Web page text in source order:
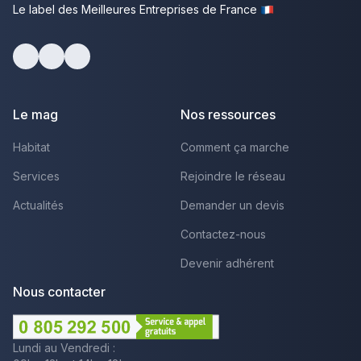
Le label des Meilleures Entreprises de France
Le mag
Habitat
Services
Actualités
Nos ressources
Comment ça marche
Rejoindre le réseau
Demander un devis
Contactez-nous
Devenir adhérent
Nous contacter
Lundi au Vendredi :